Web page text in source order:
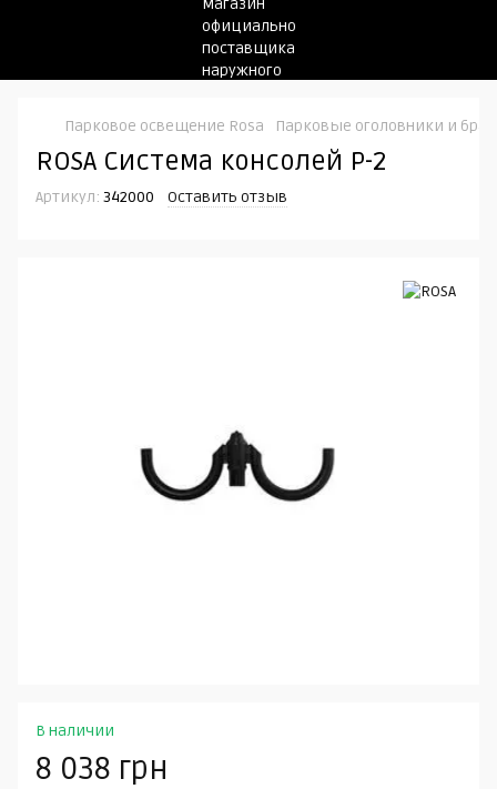
Парковое освещение Rosa Парковые оголовники и бра
ROSA Система консолей P-2
Артикул: 342000 Оставить отзыв
В наличии
8 038 грн